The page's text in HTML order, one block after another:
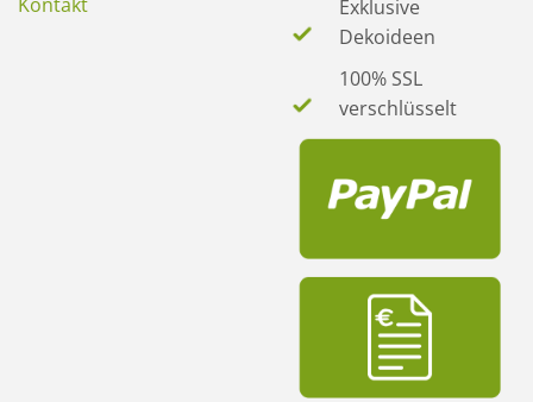
Kontakt
Exklusive
Dekoideen
100% SSL
verschlüsselt